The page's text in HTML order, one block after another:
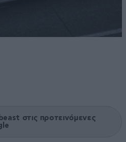
στις προτεινόμενες